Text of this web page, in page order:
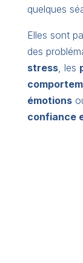
quelques
Elles sont
des
stress, les
émotions
confiance